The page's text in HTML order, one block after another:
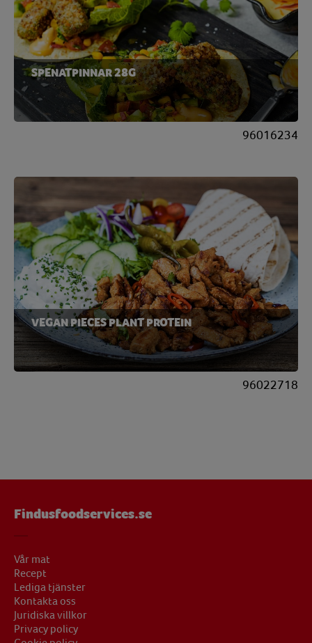
SPENATPINNAR 28G
96016234
VEGAN PIECES PLANT PROTEIN
96022718
Findusfoodservices.se
Vår mat
Recept
Lediga tjänster
Kontakta oss
Juridiska villkor
Privacy policy